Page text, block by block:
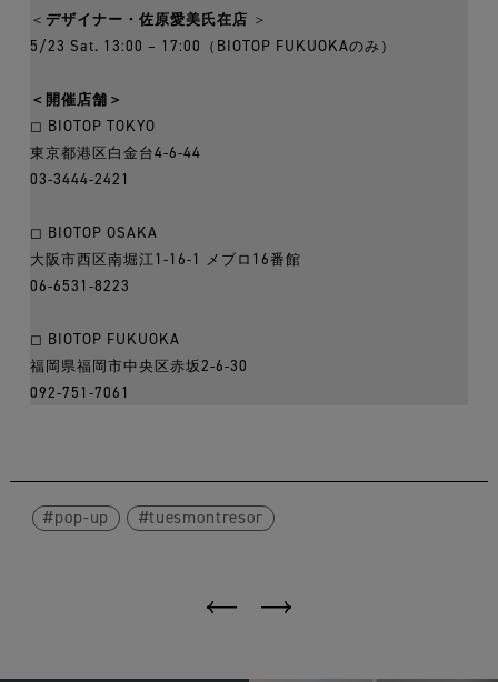
＜ デザイナー・佐原愛美氏在店 ＞
5/23 Sat. 13:00 – 17:00（BIOTOP FUKUOKAのみ）
＜開催店舗＞
◻︎ BIOTOP TOKYO
東京都港区白金台4-6-44
03-3444-2421
◻︎ BIOTOP OSAKA
大阪市西区南堀江1-16-1 メブロ16番館
06-6531-8223
◻︎ BIOTOP FUKUOKA
福岡県福岡市中央区赤坂2-6-30
092-751-7061
pop-up tuesmontresor